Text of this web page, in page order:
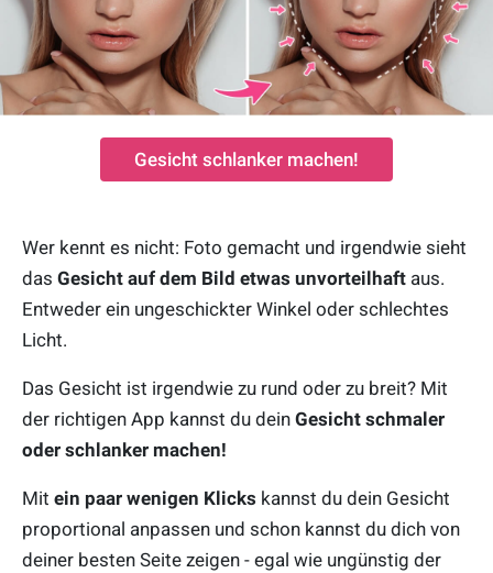
Gesicht schlanker machen!
Wer kennt es nicht: Foto gemacht und irgendwie sieht
das Gesicht auf dem Bild etwas unvorteilhaft aus.
Entweder ein ungeschickter Winkel oder schlechtes
Licht.
Das Gesicht ist irgendwie zu rund oder zu breit? Mit
der richtigen App kannst du dein Gesicht schmaler
oder schlanker machen!
Mit ein paar wenigen Klicks kannst du dein Gesicht
proportional anpassen und schon kannst du dich von
deiner besten Seite zeigen - egal wie ungünstig der